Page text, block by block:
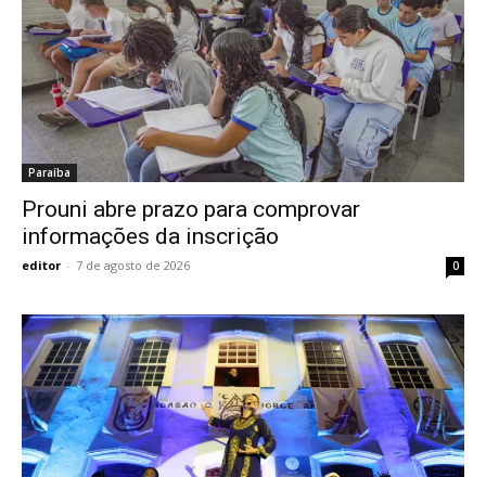
Paraíba
Prouni abre prazo para comprovar
informações da inscrição
editor - 7 de agosto de 2026 0